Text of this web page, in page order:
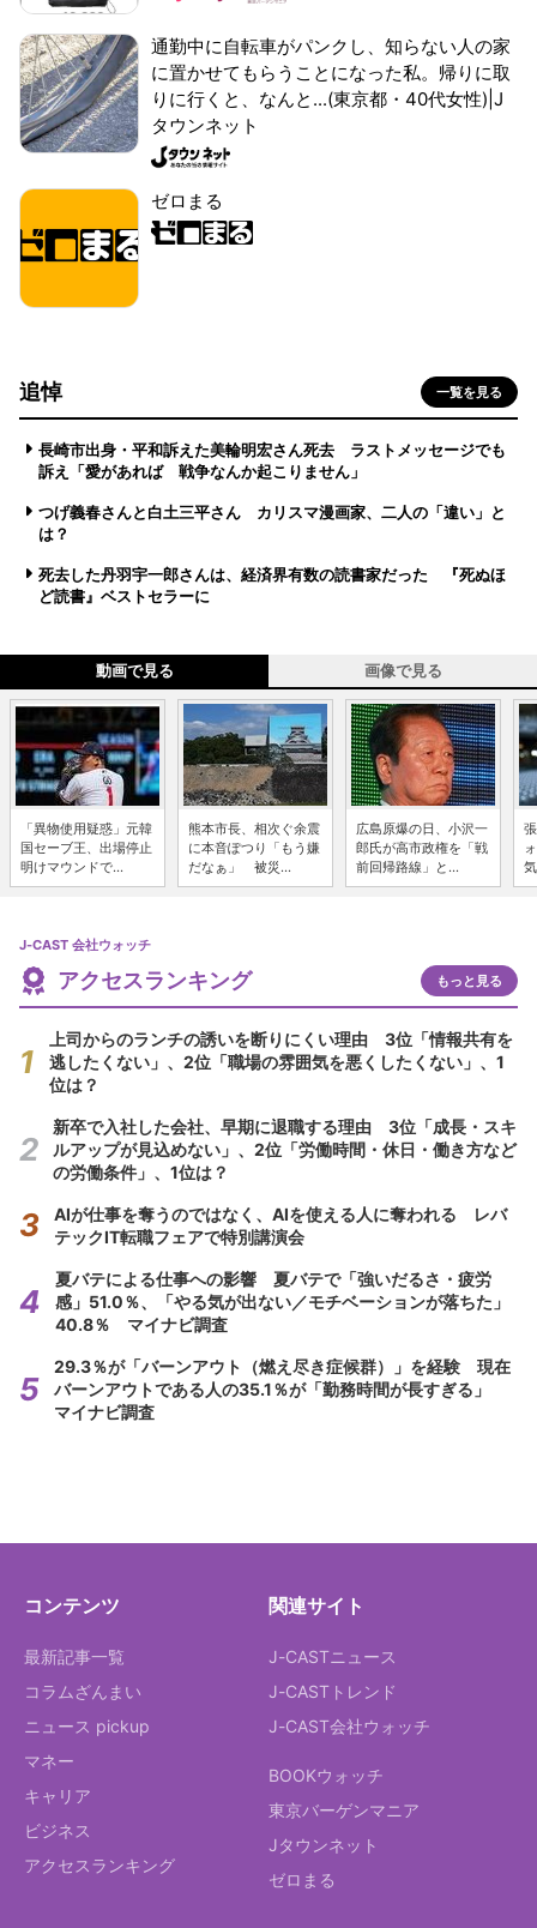
通勤中に自転車がパンクし、知らない人の家
に置かせてもらうことになった私。帰りに取
りに行くと、なんと...(東京都・40代女性)|J
タウンネット
ゼロまる
追悼 一覧を見る
長崎市出身・平和訴えた美輪明宏さん死去 ラストメッセージでも
訴え「愛があれば 戦争なんか起こりません」
つげ義春さんと白土三平さん カリスマ漫画家、二人の「違い」と
は？
死去した丹羽宇一郎さんは、経済界有数の読書家だった 『死ぬほ
ど読書』ベストセラーに
動画で見る 画像で見る
「異物使用疑惑」元韓
国セーブ王、出場停止
明けマウンドで...
熊本市長、相次ぐ余震
に本音ぽつり「もう嫌
だなぁ」 被災...
広島原爆の日、小沢一
郎氏が高市政権を「戦
前回帰路線」と...
J-CAST 会社ウォッチ
アクセスランキング もっと見る
上司からのランチの誘いを断りにくい理由 3位「情報共有を
逃したくない」、2位「職場の雰囲気を悪くしたくない」、1
位は？
新卒で入社した会社、早期に退職する理由 3位「成長・スキ
ルアップが見込めない」、2位「労働時間・休日・働き方など
の労働条件」、1位は？
AIが仕事を奪うのではなく、AIを使える人に奪われる レバ
テックIT転職フェアで特別講演会
夏バテによる仕事への影響 夏バテで「強いだるさ・疲労
感」51.0％、「やる気が出ない／モチベーションが落ちた」
40.8％ マイナビ調査
29.3％が「バーンアウト（燃え尽き症候群）」を経験 現在
バーンアウトである人の35.1％が「勤務時間が長すぎる」
マイナビ調査
コンテンツ
最新記事一覧
コラムざんまい
ニュース pickup
マネー
キャリア
ビジネス
アクセスランキング
関連サイト
J-CASTニュース
J-CASTトレンド
J-CAST会社ウォッチ
BOOKウォッチ
東京バーゲンマニア
Jタウンネット
ゼロまる